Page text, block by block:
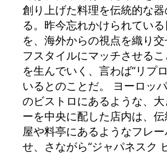
創り上げた料理を伝統的な
る。昨今忘れかけられてい
を、海外からの視点を織り
フスタイルにマッチさせる
を生んでいく、言わば“リプ
いるとのことだ。 ヨーロッ
のビストロにあるような、
ーを中央に配した店内は、
屋や料亭にあるようなフレ
せ、さながら“ジャパネスク